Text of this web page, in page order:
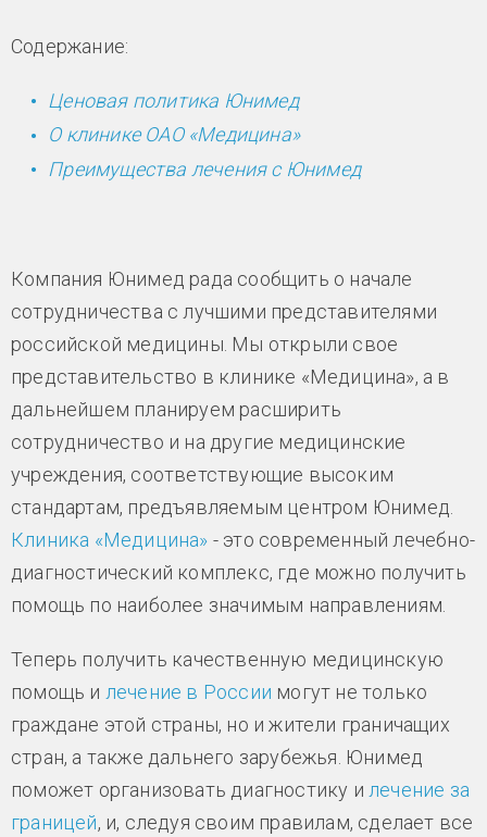
Содержание:
Ценовая политика Юнимед
О клинике ОАО «Медицина»
Преимущества лечения с Юнимед
Компания Юнимед рада сообщить о начале
сотрудничества с лучшими представителями
российской медицины. Мы открыли свое
представительство в клинике «Медицина», а в
дальнейшем планируем расширить
сотрудничество и на другие медицинские
учреждения, соответствующие высоким
стандартам, предъявляемым центром Юнимед.
Клиника «Медицина» - это современный лечебно-
диагностический комплекс, где можно получить
помощь по наиболее значимым направлениям.
Теперь получить качественную медицинскую
помощь и лечение в России могут не только
граждане этой страны, но и жители граничащих
стран, а также дальнего зарубежья. Юнимед
поможет организовать диагностику и лечение за
границей, и, следуя своим правилам, сделает все